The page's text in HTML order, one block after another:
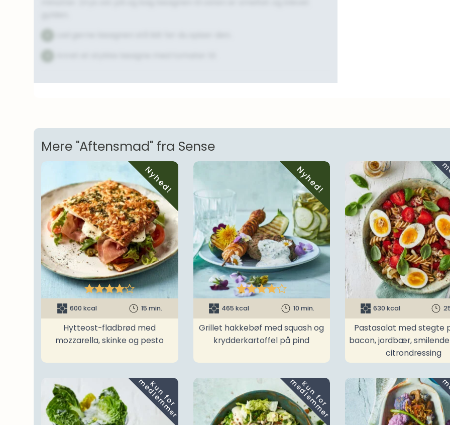
Mere "Aftensmad" fra Sense
Nyhed!

600 kcal 15 min.
Hytteost-fladbrød med
mozzarella, skinke og pesto
Nyhed!

465 kcal 10 min.
Grillet hakkebøf med squash og
krydderkartoffel på pind
630 kcal
Pastasalat med stegte
bacon, jordbær,
citrondressing
K
u
n
f
o
r
m
e
d
l
e
m
m
e
r K
u
n
f
o
r
m
e
d
l
e
m
m
e
r